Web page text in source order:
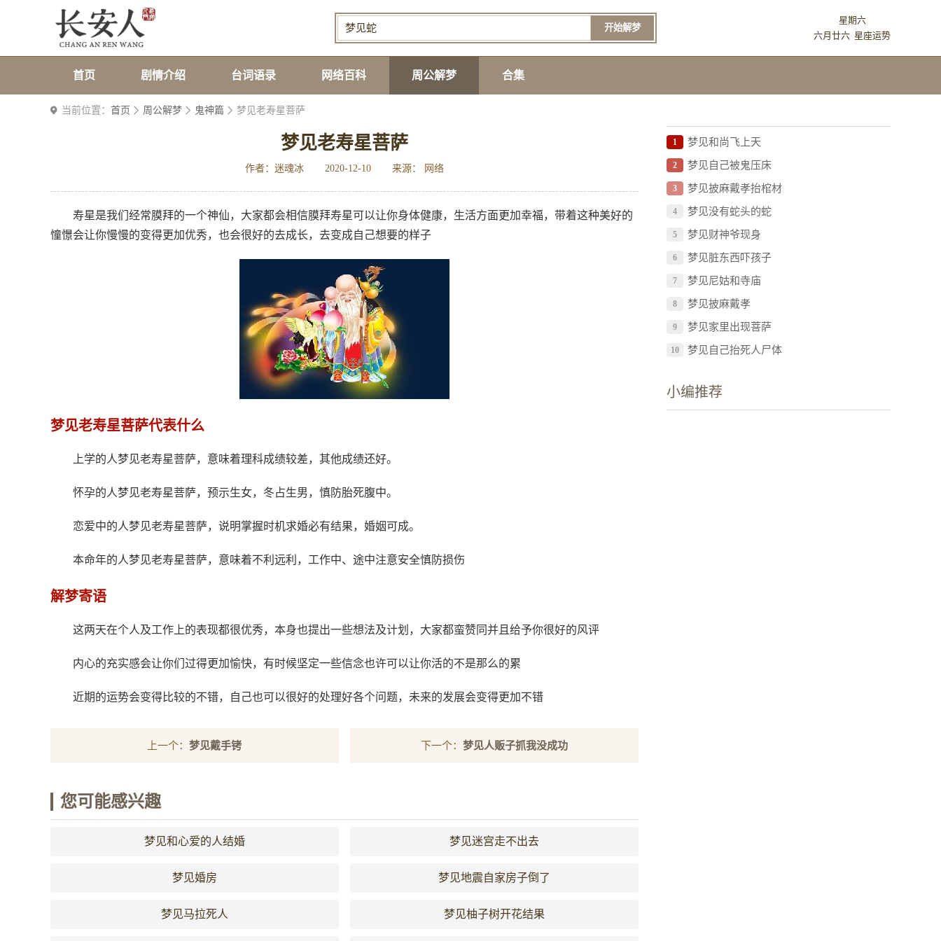
开始解梦
星期六
六月廿六 星座运势
首页 剧情介绍 台词语录 网络百科 周公解梦 合集
当前位置： 首页 周公解梦 鬼神篇 梦见老寿星菩萨
梦见老寿星菩萨
作者：迷魂冰 2020-12-10 来源： 网络
寿星是我们经常膜拜的一个神仙，大家都会相信膜拜寿星可以让你身体健康，生活方面更加幸福，带着这种美好的
憧憬会让你慢慢的变得更加优秀，也会很好的去成长，去变成自己想要的样子
梦见老寿星菩萨代表什么
上学的人梦见老寿星菩萨，意味着理科成绩较差，其他成绩还好。
怀孕的人梦见老寿星菩萨，预示生女，冬占生男，慎防胎死腹中。
恋爱中的人梦见老寿星菩萨，说明掌握时机求婚必有结果，婚姻可成。
本命年的人梦见老寿星菩萨，意味着不利远利，工作中、途中注意安全慎防损伤
解梦寄语
这两天在个人及工作上的表现都很优秀，本身也提出一些想法及计划，大家都蛮赞同并且给予你很好的风评
内心的充实感会让你们过得更加愉快，有时候坚定一些信念也许可以让你活的不是那么的累
近期的运势会变得比较的不错，自己也可以很好的处理好各个问题，未来的发展会变得更加不错
上一个：梦见戴手铐 下一个：梦见人贩子抓我没成功
您可能感兴趣
梦见和心爱的人结婚 梦见迷宫走不出去
梦见婚房 梦见地震自家房子倒了
梦见马拉死人 梦见柚子树开花结果
1 梦见和尚飞上天
2 梦见自己被鬼压床
3 梦见披麻戴孝抬棺材
4 梦见没有蛇头的蛇
5 梦见财神爷现身
6 梦见脏东西吓孩子
7 梦见尼姑和寺庙
8 梦见披麻戴孝
9 梦见家里出现菩萨
10 梦见自己抬死人尸体
小编推荐